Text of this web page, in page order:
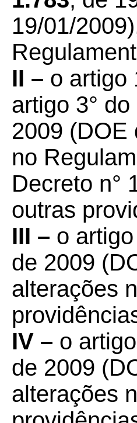
19/01/
II – o artigo
artigo 3° do
2009 (DOE
no
Decreto n°
outras
III – o
de 2009
alterações
IV – o
de 2009
alterações